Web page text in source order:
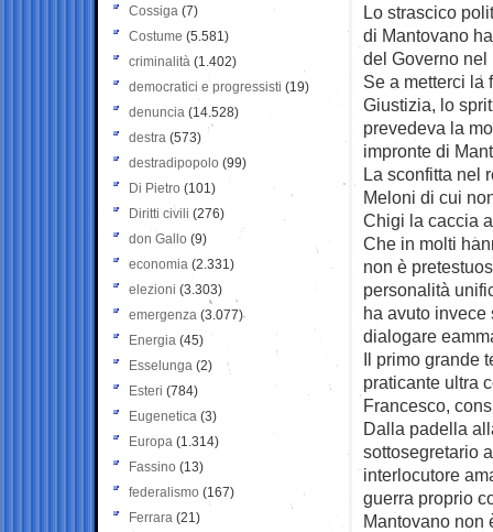
Lo strascico
di Mantovano
del Governo nel
Se a metterci la
Giustizia, lo
prevedeva la
impronte di
La sconfitta nel
Meloni di cui
Chigi la caccia
Che in molti
non è
personalità
ha avuto invece
dialogare
Il primo grande
praticante ultra
Francesco,
Dalla padella
sottosegretario
interlocutore
guerra proprio
Mantovano non
Cossiga (7)
Costume (5.581)
criminalità (1.402)
democratici e progressisti (19)
denuncia (14.528)
destra (573)
destradipopolo (99)
Di Pietro (101)
Diritti civili (276)
don Gallo (9)
economia (2.331)
elezioni (3.303)
emergenza (3.077)
Energia (45)
Esselunga (2)
Esteri (784)
Eugenetica (3)
Europa (1.314)
Fassino (13)
federalismo (167)
Ferrara (21)